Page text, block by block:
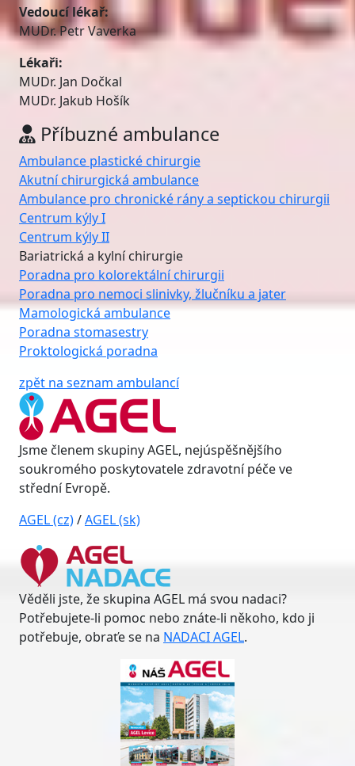
Vedoucí lékař:
MUDr. Petr Vaverka
Lékaři:
MUDr. Jan Dočkal
MUDr. Jakub Hošík
Příbuzné ambulance
Ambulance plastické chirurgie
Akutní chirurgická ambulance
Ambulance pro chronické rány a septickou chirurgii
Centrum kýly I
Centrum kýly II
Bariatrická a kylní chirurgie
Poradna pro kolorektální chirurgii
Poradna pro nemoci slinivky, žlučníku a jater
Mamologická ambulance
Poradna stomasestry
Proktologická poradna
zpět na seznam ambulancí
Jsme členem skupiny AGEL, nejúspěšnějšího
soukromého poskytovatele zdravotní péče ve
střední Evropě.
AGEL (cz)/AGEL (sk)
Věděli jste, že skupina AGEL má svou nadaci?
Potřebujete-li pomoc nebo znáte-li někoho, kdo ji
potřebuje, obraťe se na NADACI AGEL.